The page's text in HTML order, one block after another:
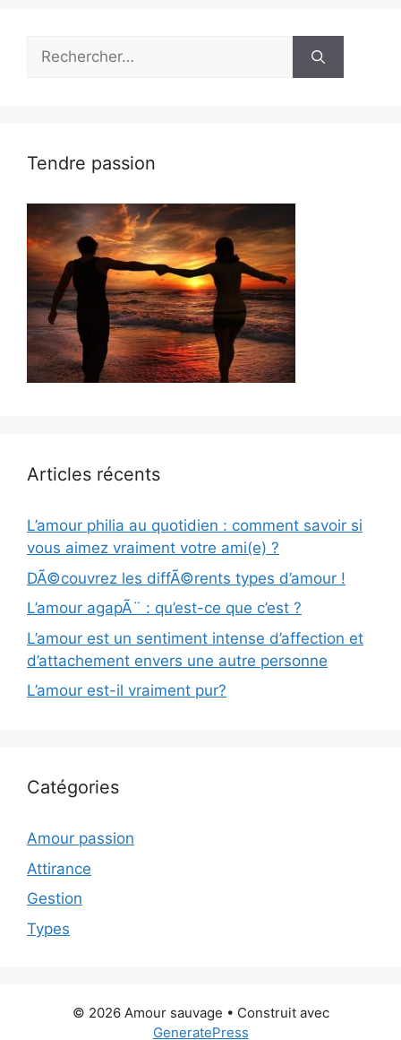
Rechercher :
Tendre passion
Articles récents
L’amour philia au quotidien : comment savoir si
vous aimez vraiment votre ami(e) ?
DÃ©couvrez les diffÃ©rents types d’amour !
L’amour agapÃ¨ : qu’est-ce que c’est ?
L’amour est un sentiment intense d’affection et
d’attachement envers une autre personne
L’amour est-il vraiment pur?
Catégories
Amour passion
Attirance
Gestion
Types
© 2026 Amour sauvage • Construit avec
GeneratePress